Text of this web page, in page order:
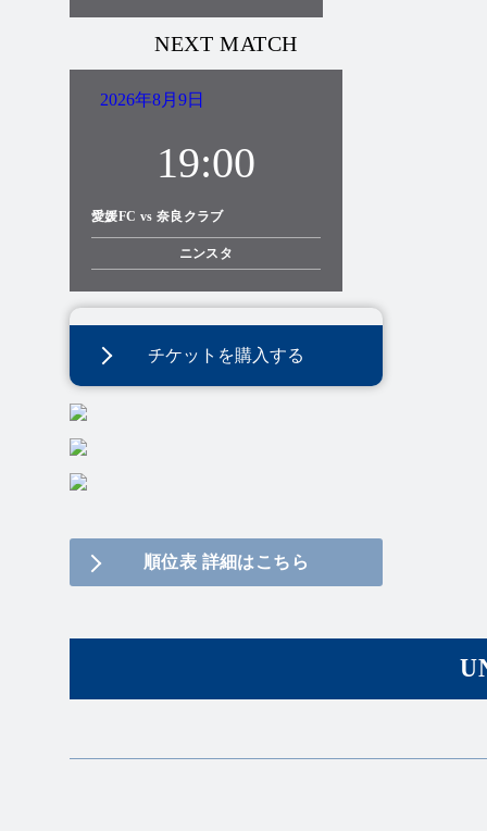
NEXT MATCH
2026年8月9日
19:00
ニンスタ
愛媛FC vs 奈良クラブ
チケットを購入する
順位表 詳細はこちら